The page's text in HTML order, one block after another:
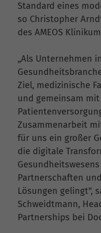
Standard eines
so Christopher
des AMEOS
„Als Unternehmen
Ziel, medizinische
und gemeinsam
Zusammenarbeit
für uns ein großer
die digitale
Partnerschaften
Lösungen gelingt",
Schweidtmann,
Partnerships bei